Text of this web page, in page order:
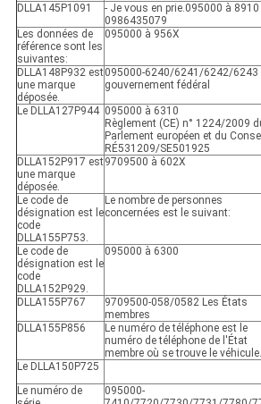
DLLA145P1091
- Je vous en prie.095000 à 8910
0986435079
Les données de
référence sont les
suivantes:
095000 à 956X
DLLA148P932 est
une marque
déposée.
095000-6240/6241/6242/6243
gouvernement fédéral
Le DLLA127P944 095000 à 6310
Règlement (CE) n° 1224/2009
Parlement européen et du
RÉ531209/SE501925
DLLA152P917 est
une marque
déposée.
9709500 à 602X
Le code de
désignation est le
code
DLLA155P753.
Le nombre de personnes
concernées est le suivant:
Le code de
désignation est le
code
DLLA152P929.
095000 à 6300
DLLA155P767
9709500-058/0582 Les États
membres
DLLA155P856
Le numéro de téléphone est le
numéro de téléphone de l'État
membre où se trouve le véhicule.
Le DLLA150P725
Le numéro de
095000-